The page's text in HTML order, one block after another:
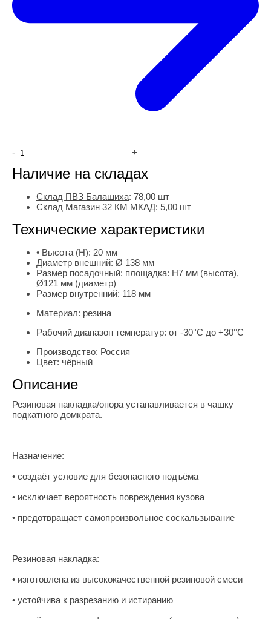
- +
Наличие на складах
Склад ПВЗ Балашиха: 78,00 шт
Склад Магазин 32 КМ МКАД: 5,00 шт
Технические характеристики
• Высота (H): 20 мм
Диаметр внешний: Ø 138 мм
Размер посадочный: площадка: H7 мм (высота),
Ø121 мм (диаметр)
Размер внутренний: 118 мм
Материал: резина
Рабочий диапазон температур: от -30°С до +30°С
Производство: Россия
Цвет: чёрный
Описание
Резиновая накладка/опора устанавливается в чашку
подкатного домкрата.
Назначение:
• создаёт условие для безопасного подъёма
• исключает вероятность повреждения кузова
• предотвращает самопроизвольное соскальзывание
Резиновая накладка:
• изготовлена из высококачественной резиновой смеси
• устойчива к разрезанию и истиранию